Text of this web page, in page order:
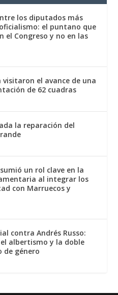
los diputados más
el puntano que
el Congreso y no en las
visitaron el avance de una
de 62 cuadras
la reparación del
un rol clave en la
al integrar los
con Marruecos y
contra Andrés Russo:
albertismo y la doble
de género